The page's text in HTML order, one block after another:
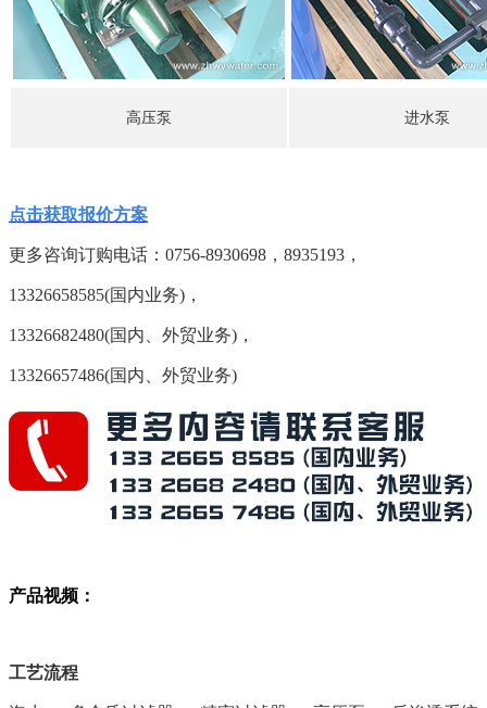
高压泵 进水泵
点击获取报价方案
更多咨询订购电话： 0756-8930698，8935193，
13326658585(国内业务)，
13326682480(国内、外贸业务)，
13326657486(国内、外贸业务)
产品视频：
工艺流程